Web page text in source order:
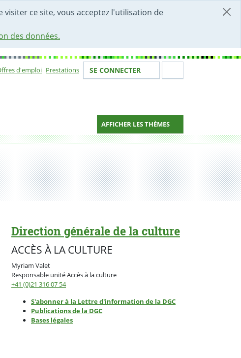
ce site, vous acceptez l'utilisation de
des données.
d'emploi Prestations Votre identité
SE CONNECTER
AFFICHER LES THÈMES
Direction générale de la culture
ACCÈS À LA CULTURE
Myriam Valet
Responsable unité Accès à la culture
+41 (0)21 316 07 54
S'abonner à la Lettre d'information de la DGC
Publications de la DGC
Bases légales